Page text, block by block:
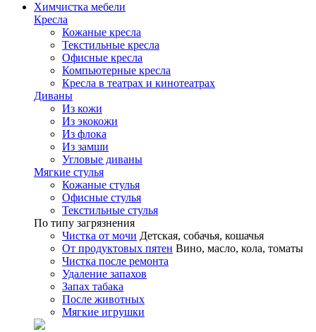
Химчистка мебели
Кресла
Кожаные кресла
Текстильные кресла
Офисные кресла
Компьютерные кресла
Кресла в театрах и кинотеатрах
Диваны
Из кожи
Из экокожи
Из флока
Из замши
Угловые диваны
Мягкие стулья
Кожаные стулья
Офисные стулья
Текстильные стулья
По типу загрязнения
Чистка от мочи Детская, собачья, кошачья
От продуктовых пятен Вино, масло, кола, томаты
Чистка после ремонта
Удаление запахов
Запах табака
После животных
Мягкие игрушки